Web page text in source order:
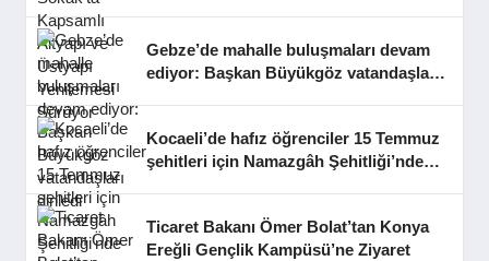
Gebze’de mahalle buluşmaları devam
ediyor: Başkan Büyükgöz vatandaşları
Kocaeli’de hafız öğrenciler 15 Temmuz
şehitleri için Namazgâh Şehitliği’nde
Ticaret Bakanı Ömer Bolat’tan Konya
Ereğli Gençlik Kampüsü’ne Ziyaret